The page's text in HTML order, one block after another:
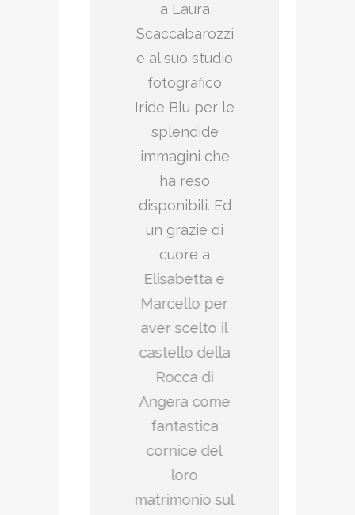
a Laura
Scaccabarozzi
e al suo studio
fotografico
Iride Blu per le
splendide
immagini che
ha reso
disponibili. Ed
un grazie di
cuore a
Elisabetta e
Marcello per
aver scelto il
castello della
Rocca di
Angera come
fantastica
cornice del
loro
matrimonio sul